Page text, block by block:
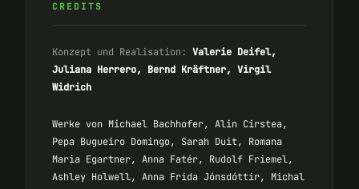
CREDITS
Konzept und Realisation: Valerie Deifel,
Juliana Herrero, Bernd Kräftner, Virgil
Widrich
Werke von Michael Bachhofer, Alin Cirstea,
Pepa Bugueiro Domingo, Sarah Duit, Romana
Maria Egartner, Anna Fatér, Rudolf Friemel,
Ashley Holwell, Anna Frida Jónsdóttir, Michal